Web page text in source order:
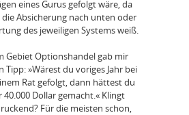
eines Gurus gefolgt wäre, da
Absicherung nach unten oder
des jeweiligen Systems weiß.
Gebiet Optionshandel gab mir
Tipp: »Wärest du voriges Jahr bei
Rat gefolgt, dann hättest du
40.000 Dollar gemacht.« Klingt
Für die meisten schon,